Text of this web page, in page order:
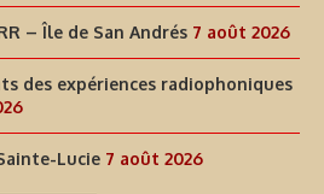
– Île de San Andrés 7 août 2026
des expériences radiophoniques
Lucie 7 août 2026